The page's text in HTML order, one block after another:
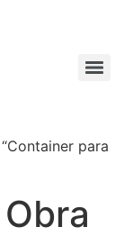
para